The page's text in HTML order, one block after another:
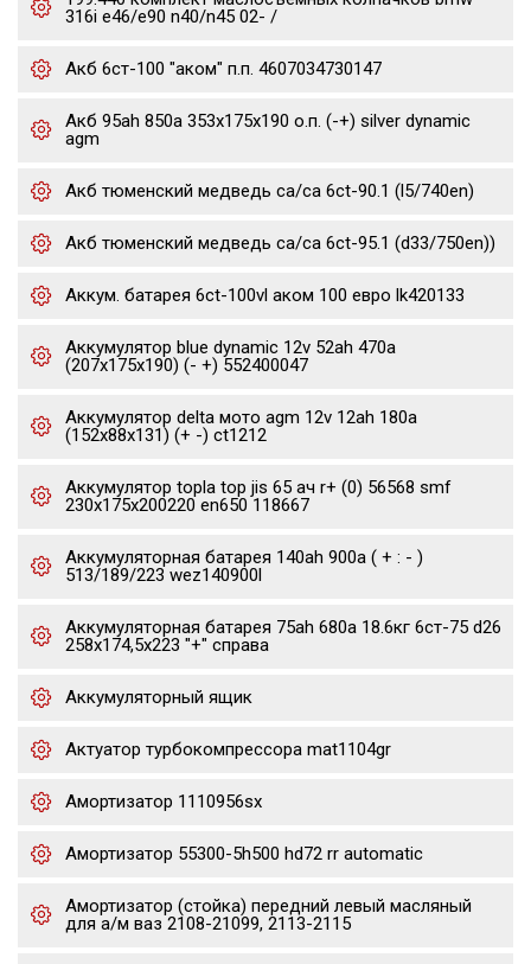
316i e46/e90 n40/n45 02- /
Акб 6ст-100 "аком" п.п. 4607034730147
Акб 95ah 850a 353x175x190 о.п. (-+) silver dynamic
agm
Акб тюменский медведь ca/ca 6ct-90.1 (l5/740en)
Акб тюменский медведь ca/ca 6ct-95.1 (d33/750en))
Аккум. батарея 6ct-100vl аком 100 евро lk420133
Аккумулятор blue dynamic 12v 52ah 470a
(207x175x190) (- +) 552400047
Аккумулятор delta мото agm 12v 12ah 180a
(152x88x131) (+ -) ct1212
Аккумулятор topla top jis 65 ач r+ (0) 56568 smf
230x175x200220 en650 118667
Аккумуляторная батарея 140ah 900a ( + : - )
513/189/223 wez140900l
Аккумуляторная батарея 75ah 680a 18.6кг 6ст-75 d26
258x174,5x223 "+" справа
Аккумуляторный ящик
Актуатор турбокомпрессора mat1104gr
Амортизатор 1110956sx
Амортизатор 55300-5h500 hd72 rr automatic
Амортизатор (стойка) передний левый масляный
для а/м ваз 2108-21099, 2113-2115